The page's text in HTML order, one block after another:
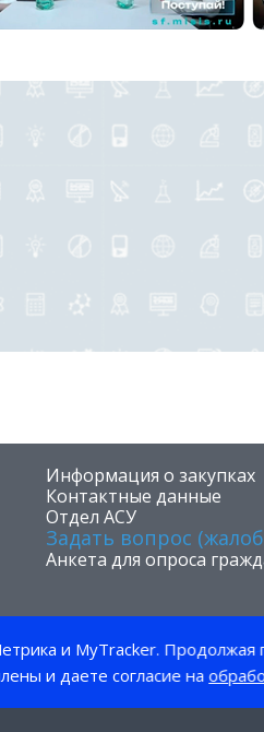
и MyTracker. Продолжая
и даете согласие на
​Информация о закупках
Контактные данные
Отдел АСУ
Задать вопрос
Анкета для опроса